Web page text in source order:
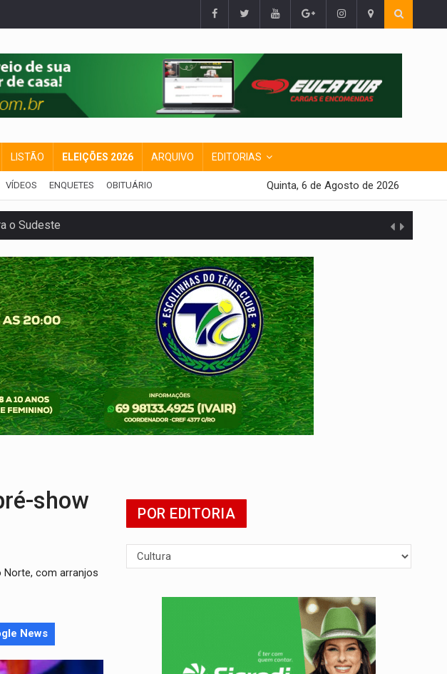
LISTÃO ELEIÇÕES 2026 ARQUIVO EDITORIAS
VÍDEOS ENQUETES OBITUÁRIO Quinta, 6 de Agosto de 2026
o Sudeste
de tortur@
show
Norte, com arranjos
News
POR EDITORIA